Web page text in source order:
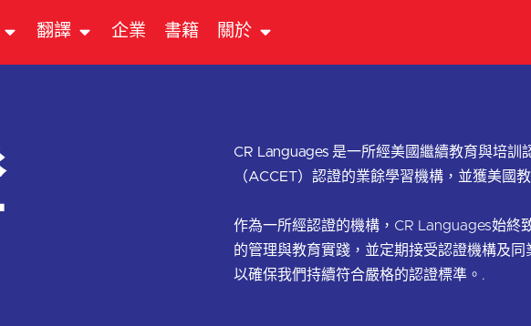
翻譯 企業 書籍 關於
CR Languages 是一所經美國繼續教育與培訓
（ACCET）認證的業餘學習機構，並獲美國
作為一所經認證的機構，CR Languages始終
的管理與教育實踐，並定期接受認證機構及同
以確保我們持續符合嚴格的認證標準。.